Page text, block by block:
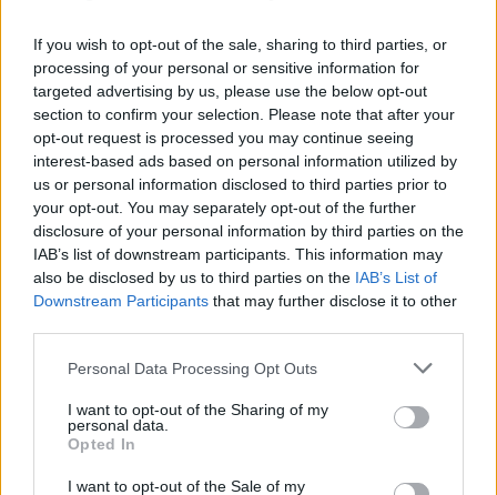
If you wish to opt-out of the sale, sharing to third parties, or
processing of your personal or sensitive information for
targeted advertising by us, please use the below opt-out
section to confirm your selection. Please note that after your
opt-out request is processed you may continue seeing
interest-based ads based on personal information utilized by
us or personal information disclosed to third parties prior to
your opt-out. You may separately opt-out of the further
disclosure of your personal information by third parties on the
IAB’s list of downstream participants. This information may
also be disclosed by us to third parties on the IAB’s List of
Downstream Participants that may further disclose it to other
Please note that this website/app uses one or more Google
not limited to your visit or usage behaviour. You may click to
grant or deny consent to Google and its third-party tags to
use your data for below specified purposes in below Google
consent section.
Personal Data Processing Opt Outs
I want to opt-out of the Sharing of my
personal data.
Opted In
I want to opt-out of the Sale of my